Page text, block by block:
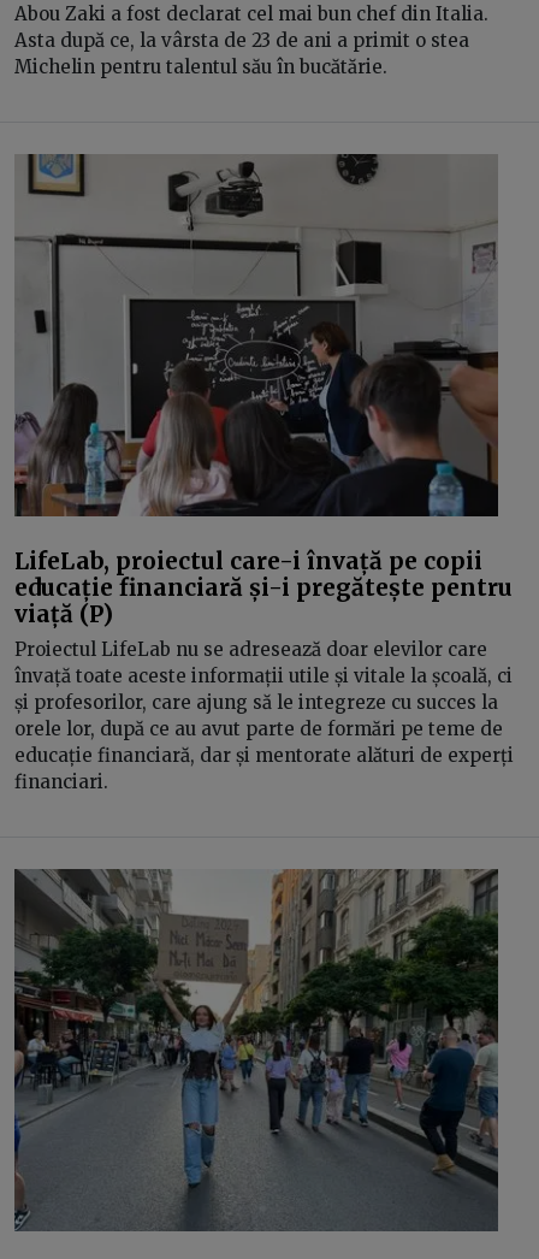
Abou Zaki a fost declarat cel mai bun chef din Italia.
Asta după ce, la vârsta de 23 de ani a primit o stea
Michelin pentru talentul său în bucătărie.
LifeLab, proiectul care-i învață pe copii
educație financiară și-i pregătește pentru
viață (P)
Proiectul LifeLab nu se adresează doar elevilor care
învață toate aceste informații utile și vitale la școală, ci
și profesorilor, care ajung să le integreze cu succes la
orele lor, după ce au avut parte de formări pe teme de
educație financiară, dar și mentorate alături de experți
financiari.